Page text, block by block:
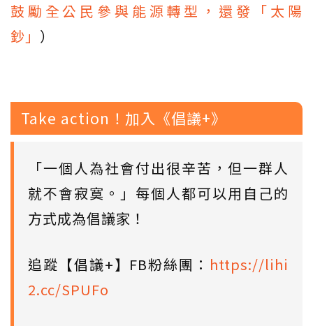
鼓勵全公民參與能源轉型，還發「太陽
鈔」 ）
Take action！加入《倡議+》
「一個人為社會付出很辛苦，但一群人
就不會寂寞。」每個人都可以用自己的
方式成為倡議家！
追蹤【倡議+】FB粉絲團： https://lihi
2.cc/SPUFo